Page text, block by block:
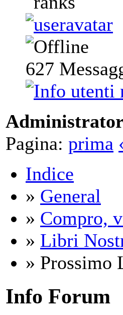
627
Pagina: prima
Indice
» General
» Compro,
» Libri
» Prossimo
Info Forum